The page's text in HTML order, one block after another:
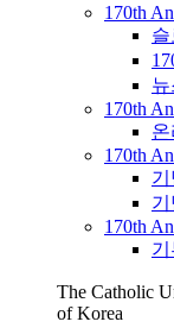
170th
슬
170th
170th
기
170th
기
The Catholic
of Korea